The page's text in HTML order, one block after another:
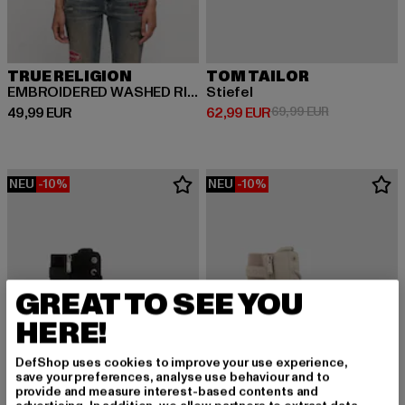
TRUE RELIGION
EMBROIDERED WASHED RIB BABY
49,99 EUR
Derzeitiger Preis: 49,99 EUR
TOM TAILOR
Stiefel
62,99 EUR
Derzeitiger Preis: 62,99 EUR
69,99 EURAktionspreis:
NEU -10% NEU -10%
GREAT TO SEE YOU
HERE!
DefShop uses cookies to improve your use experience,
save your preferences, analyse use behaviour and to
provide and measure interest-based contents and